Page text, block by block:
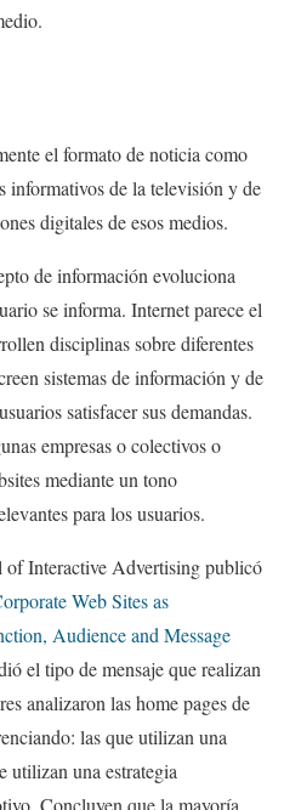
el formato de noticia como
informativos de la televisión y de
digitales de esos medios.
de información evoluciona
se informa. Internet parece el
disciplinas sobre diferentes
sistemas de información y de
satisfacer sus demandas.
empresas o colectivos o
mediante un tono
para los usuarios.
of Interactive Advertising publicó
Web Sites as
Audience and Message
el tipo de mensaje que realizan
analizaron las home pages de
las que utilizan una
utilizan una estrategia
Concluyen que la mayoría